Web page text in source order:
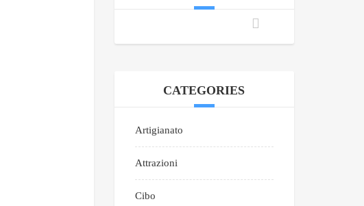
CATEGORIES
Artigianato
Attrazioni
Cibo